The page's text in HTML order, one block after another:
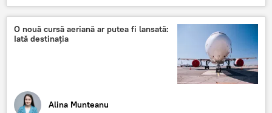
Politică
O nouă cursă aeriană ar putea fi lansată:
Iată destinația
Alina Munteanu